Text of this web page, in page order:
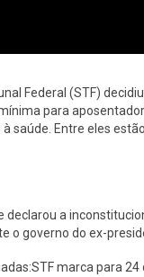
Federal (STF)
para
saúde. Entre eles
declarou a
o governo do ex-
marca para